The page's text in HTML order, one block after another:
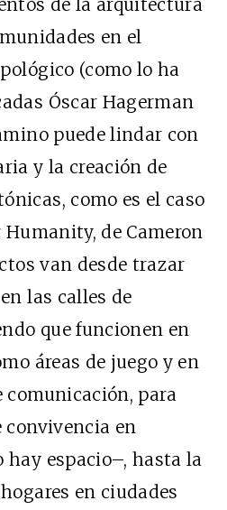
de la arquitectura
en el
(como lo ha
Óscar Hagerman
puede lindar con
y la creación de
como es el caso
de Cameron
van desde trazar
las calles de
que funcionen en
áreas de juego y en
comunicación, para
convivencia en
hay espacio–, hasta la
en ciudades